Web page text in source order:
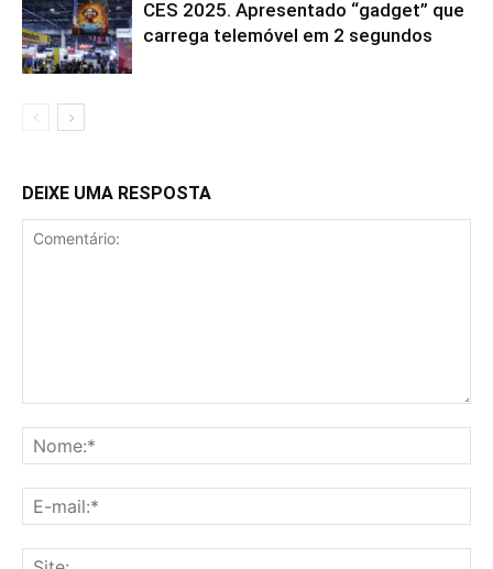
CES 2025. Apresentado “gadget” que
carrega telemóvel em 2 segundos
DEIXE UMA RESPOSTA